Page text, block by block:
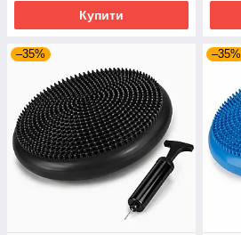
Купити
–35% –35%